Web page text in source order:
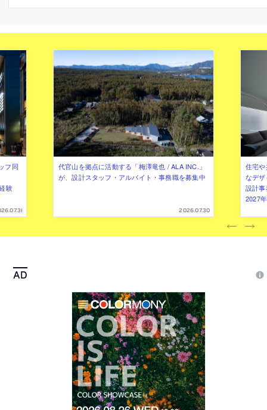
り方を求め、環境を取り込み増強させる
る
フ同
験
代官山を拠点に活動する「梅澤竜也 / ALA INC.」
が、設計スタッフ・アルバイト・事務職を募集中
2026.07.30
住宅
なデ
設計
2027